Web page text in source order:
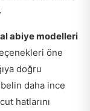
abiye modelleri
öne
doğru
daha ince
hatlarını